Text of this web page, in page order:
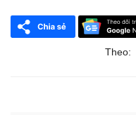
Theo: